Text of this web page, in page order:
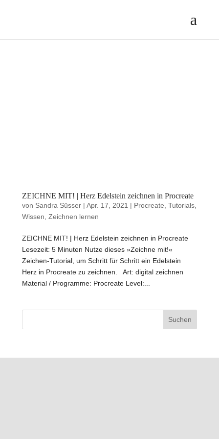
ZEICHNE MIT! | Herz Edelstein zeichnen in Procreate
von Sandra Süsser| Apr. 17, 2021 | Procreate Tutorials,
Wissen Zeichnen lernen
ZEICHNE MIT! | Herz Edelstein zeichnen in Procreate
Lesezeit: 5 Minuten Nutze dieses »Zeichne mit!«
Zeichen-Tutorial, um Schritt für Schritt ein Edelstein
Herz in Procreate zu zeichnen. Art: digital zeichnen
Material / Programme: Procreate Level:...